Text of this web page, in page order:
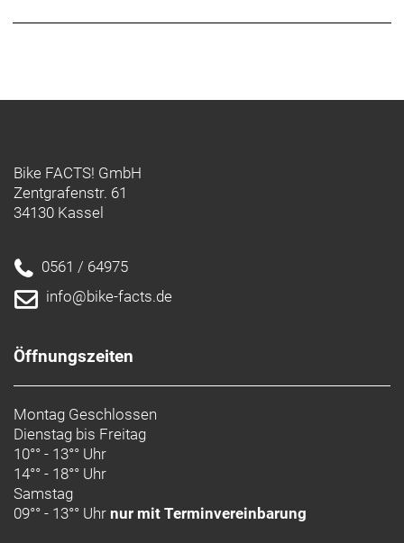
Bike FACTS! GmbH
Zentgrafenstr. 61
34130 Kassel
0561 / 64975
info@bike-facts.de
Öffnungszeiten
Montag Geschlossen
Dienstag bis Freitag
10°° - 13°° Uhr
14°° - 18°° Uhr
Samstag
09°° - 13°° Uhr nur mit Terminvereinbarung